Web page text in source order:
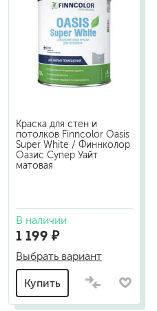
Краска для стен и
потолков Finncolor Oasis
Super White / Финнколор
Оазис Супер Уайт
матовая
В наличии
1 199 ₽
Выбрать вариант
Купить